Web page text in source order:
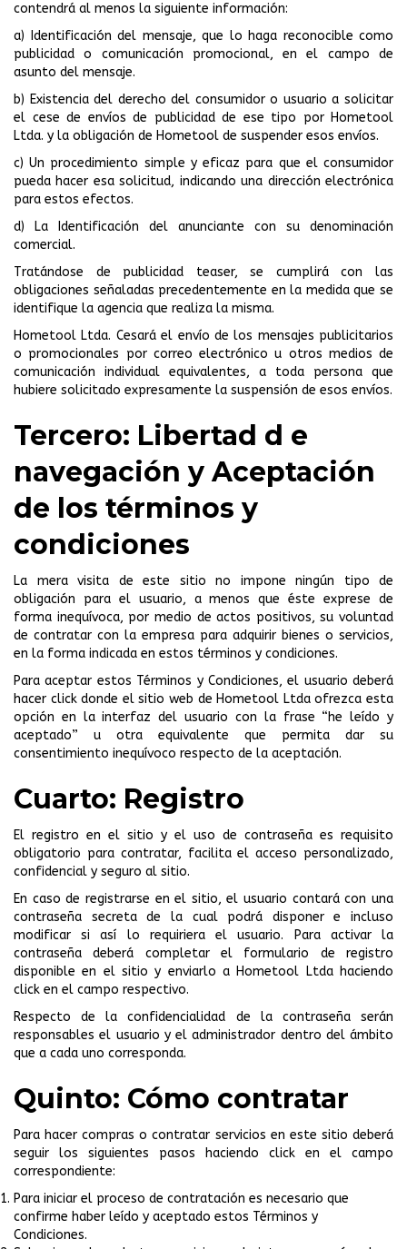
contendrá al menos la siguiente información:
a) Identificación del mensaje, que lo haga reconocible como
publicidad o comunicación promocional, en el campo de
asunto del mensaje.
b) Existencia del derecho del consumidor o usuario a solicitar
el cese de envíos de publicidad de ese tipo por Hometool
Ltda. y la obligación de Hometool de suspender esos envíos.
c) Un procedimiento simple y eficaz para que el consumidor
pueda hacer esa solicitud, indicando una dirección electrónica
para estos efectos.
d) La Identificación del anunciante con su denominación
comercial.
Tratándose de publicidad teaser, se cumplirá con las
obligaciones señaladas precedentemente en la medida que se
identifique la agencia que realiza la misma.
Hometool Ltda. Cesará el envío de los mensajes publicitarios
o promocionales por correo electrónico u otros medios de
comunicación individual equivalentes, a toda persona que
hubiere solicitado expresamente la suspensión de esos envíos.
Tercero: Libertad d e
navegación y Aceptación
de los términos y
condiciones
La mera visita de este sitio no impone ningún tipo de
obligación para el usuario, a menos que éste exprese de
forma inequívoca, por medio de actos positivos, su voluntad
de contratar con la empresa para adquirir bienes o servicios,
en la forma indicada en estos términos y condiciones.
Para aceptar estos Términos y Condiciones, el usuario deberá
hacer click donde el sitio web de Hometool Ltda ofrezca esta
opción en la interfaz del usuario con la frase “he leído y
aceptado” u otra equivalente que permita dar su
consentimiento inequívoco respecto de la aceptación.
Cuarto: Registro
El registro en el sitio y el uso de contraseña es requisito
obligatorio para contratar, facilita el acceso personalizado,
confidencial y seguro al sitio.
En caso de registrarse en el sitio, el usuario contará con una
contraseña secreta de la cual podrá disponer e incluso
modificar si así lo requiriera el usuario. Para activar la
contraseña deberá completar el formulario de registro
disponible en el sitio y enviarlo a Hometool Ltda haciendo
click en el campo respectivo.
Respecto de la confidencialidad de la contraseña serán
responsables el usuario y el administrador dentro del ámbito
que a cada uno corresponda.
Quinto: Cómo contratar
Para hacer compras o contratar servicios en este sitio deberá
seguir los siguientes pasos haciendo click en el campo
correspondiente:
Para iniciar el proceso de contratación es necesario que
confirme haber leído y aceptado estos Términos y
Condiciones.